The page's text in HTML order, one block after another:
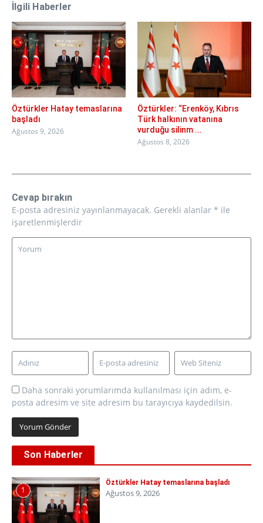
İlgili Haberler
Öztürkler Hatay temaslarına
başladı
Ağustos 9, 2026
Öztürkler: “Erenköy, Kıbrıs
Türk halkının vatanına
vurduğu silinm ...
Ağustos 8, 2026
Cevap bırakın
E-posta adresiniz yayınlanmayacak. Gerekli alanlar * ile
işaretlenmişlerdir
Daha sonraki yorumlarımda kullanılması için adım, e-
posta adresim ve site adresim bu tarayıcıya kaydedilsin.
Son Haberler
1
Öztürkler Hatay temaslarına başladı
Ağustos 9, 2026